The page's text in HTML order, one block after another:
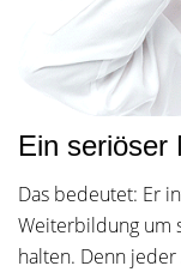
Ein seriöser
Das bedeutet: Er
Weiterbildung um
halten. Denn